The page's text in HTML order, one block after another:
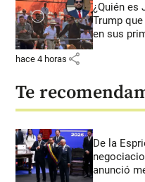
¿Quién es
Trump
en sus
hace 4 horas share
Te
De la
anunció